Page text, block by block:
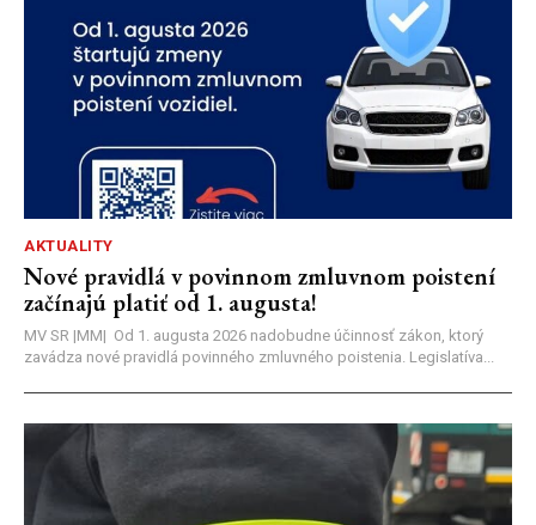
AKTUALITY
Nové pravidlá v povinnom zmluvnom poistení
začínajú platiť od 1. augusta!
MV SR |MM| Od 1. augusta 2026 nadobudne účinnosť zákon, ktorý
zavádza nové pravidlá povinného zmluvného poistenia. Legislatíva...